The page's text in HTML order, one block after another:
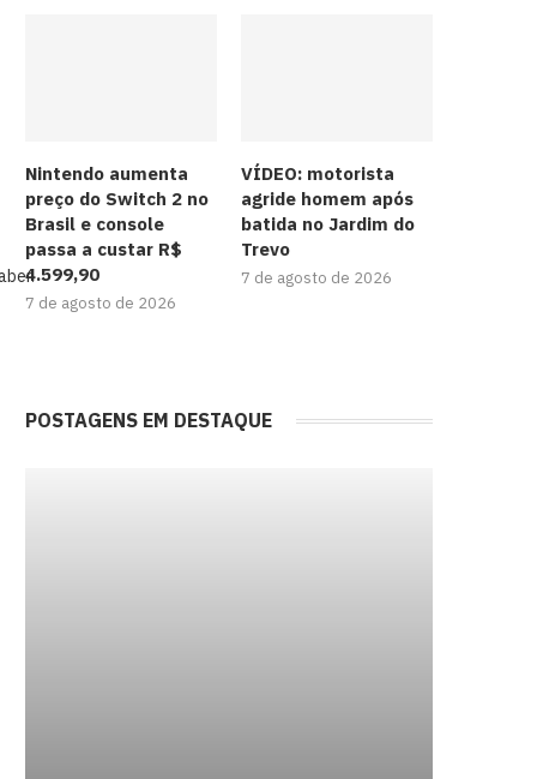
Nintendo aumenta
preço do Switch 2 no
Brasil e console
passa a custar R$
4.599,90
7 de agosto de 2026
VÍDEO: motorista
agride homem após
batida no Jardim do
Trevo
7 de agosto de 2026
POSTAGENS EM DESTAQUE